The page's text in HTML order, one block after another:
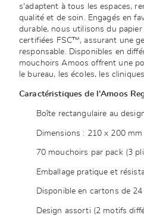
s'adaptent à tous les espaces,
qualité et de soin. Engagés en
durable, nous utilisons du
certifiées FSC™, assurant une
responsable. Disponibles en
mouchoirs Amoos offrent une
le bureau, les écoles, les
Caractéristiques de l'Amoos
Boîte rectangulaire au
Dimensions : 210 x 200 mm
70 mouchoirs par pack (3
Emballage pratique et
Disponible en cartons de 24
Design assorti (2 motifs